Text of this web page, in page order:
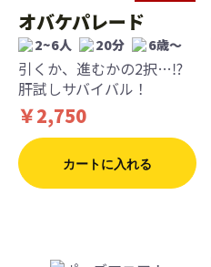
オバケパレード
2~6人 20分 6歳〜
引くか、進むかの2択…⁉
肝試しサバイバル！
￥2,750
カートに入れる